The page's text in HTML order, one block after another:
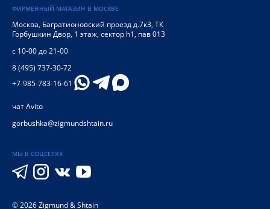
ФИРМЕННЫЙ МАГАЗИН В МОСКВЕ
Москва, Багратионовский проезд д.7к3, ТК
Горбушкин Двор, 1 этаж, сектор h1, пав 013
с 10-00 до 21-00
8 (495) 737-30-72
+7-985-783-16-61
чат Avito
gorbushka@zigmundshtain.ru
МЫ В СОЦСЕТЯХ
©2026Zigmund & Shtain